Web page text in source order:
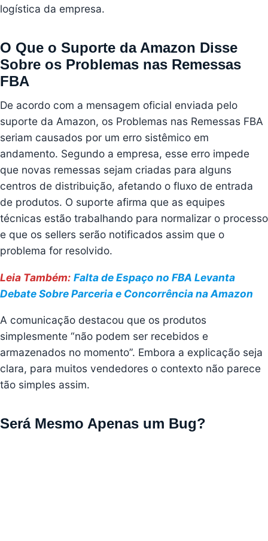
logística da empresa.
O Que o Suporte da Amazon Disse
Sobre os Problemas nas Remessas
FBA
De acordo com a mensagem oficial enviada pelo
suporte da Amazon, os Problemas nas Remessas FBA
seriam causados por um erro sistêmico em
andamento. Segundo a empresa, esse erro impede
que novas remessas sejam criadas para alguns
centros de distribuição, afetando o fluxo de entrada
de produtos. O suporte afirma que as equipes
técnicas estão trabalhando para normalizar o processo
e que os sellers serão notificados assim que o
problema for resolvido.
Leia Também: Falta de Espaço no FBA Levanta
Debate Sobre Parceria e Concorrência na Amazon
A comunicação destacou que os produtos
simplesmente “não podem ser recebidos e
armazenados no momento”. Embora a explicação seja
clara, para muitos vendedores o contexto não parece
tão simples assim.
Será Mesmo Apenas um Bug?